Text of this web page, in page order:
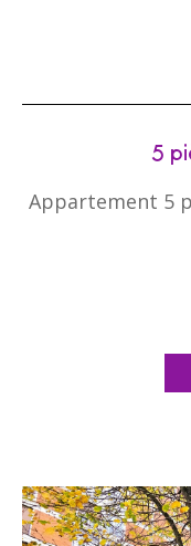
5
Appartement 5